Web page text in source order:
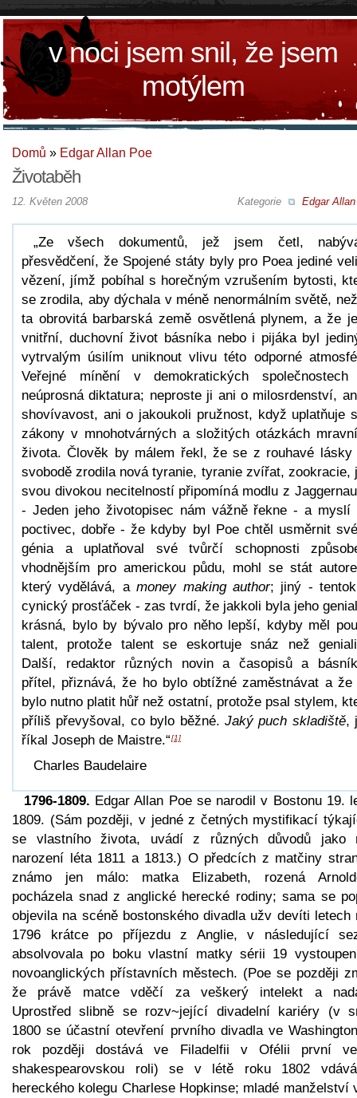
v noci jsem snil, že jsem
motýlem
Domů » Edgar Allan Poe
Životaběh
Kategorie Edgar
12. Květen 2008
„Ze všech dokumentů, jež jsem četl,
přesvědčení, že Spojené státy byly pro Poea jediné
vězení, jímž pobíhal s horečným vzrušením bytosti,
se zrodila, aby dýchala v méně nenormálním světě,
ta obrovitá barbarská země osvětlená plynem, a že
vnitřní, duchovní život básníka nebo i pijáka byl
vytrvalým úsilím uniknout vlivu této odporné
Veřejné mínění v demokratických
neúprosná diktatura; neproste ji ani o milosrdenství,
shovívavost, ani o jakoukoli pružnost, když uplatňuje
zákony v mnohotvárných a složitých otázkách
života. Člověk by málem řekl, že se z rouhavé lásky
svobodě zrodila nová tyranie, tyranie zvířat, zookracie,
svou divokou necitelností připomíná modlu z
- Jeden jeho životopisec nám vážně řekne - a myslí
poctivec, dobře - že kdyby byl Poe chtěl usměrnit
génia a uplatňoval své tvůrčí schopnosti
vhodnějším pro americkou půdu, mohl se stát
který vydělává, amoney making author; jiný -
cynický prosťáček - zas tvrdí, že jakkoli byla jeho
krásná, bylo by bývalo pro něho lepší, kdyby měl
talent, protože talent se eskortuje snáz než
Další, redaktor různých novin a časopisů a
přítel, přiznává, že ho bylo obtížné zaměstnávat a že
bylo nutno platit hůř než ostatní, protože psal stylem,
příliš převyšoval, co bylo běžné. Jaký puch skladiště,
říkal Joseph de Maistre.“[1]
Charles Baudelaire
1796-1809. Edgar Allan Poe se narodil v Bostonu 19.
1809. (Sám později, v jedné z četných mystifikací
se vlastního života, uvádí z různých důvodů jako
narození léta 1811 a 1813.) O předcích z matčiny
známo jen málo: matka Elizabeth, rozená
pocházela snad z anglické herecké rodiny; sama se
objevila na scéně bostonského divadla užv devíti letech
1796 krátce po příjezdu z Anglie, v následující
absolvovala po boku vlastní matky sérii 19
novoanglických přístavních městech. (Poe se později
že právě matce vděčí za veškerý intelekt a
Uprostřed slibně se rozv~jející divadelní kariéry (v
1800 se účastní otevření prvního divadla ve
rok později dostává ve Filadelfii v Ofélii první
shakespearovskou roli) se v létě roku 1802
hereckého kolegu Charlese Hopkinse; mladé manželství